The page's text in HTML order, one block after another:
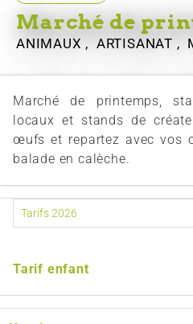
Marché de
ANIMAUX , ARTISANAT ,
Marché de printemps,
locaux et stands de
œufs et repartez avec vos
balade en calèche.
Tarif enfant